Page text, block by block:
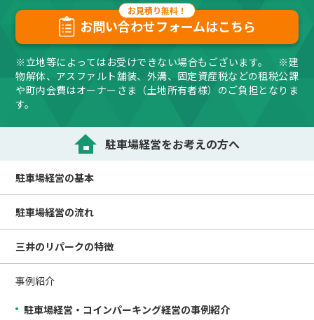
お問い合わせフォームはこちら
※立地等によってはお受けできない場合もございます。 ※建
物解体、アスファルト舗装、外溝、固定資産税などの租税公課
や町内会費はオーナーさま（土地所有者様）のご負担となりま
す。
駐車場経営をお考えの方へ
駐車場経営の基本
駐車場経営の流れ
三井のリパークの特徴
事例紹介
駐車場経営・コインパーキング経営の事例紹介